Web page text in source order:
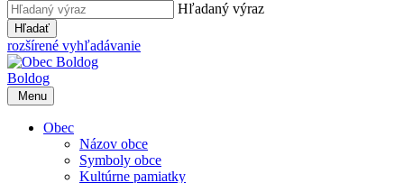
Hľadaný výraz
Hľadať
rozšírené vyhľadávanie
Boldog
Menu
Obec
Názov obce
Symboly obce
Kultúrne pamiatky